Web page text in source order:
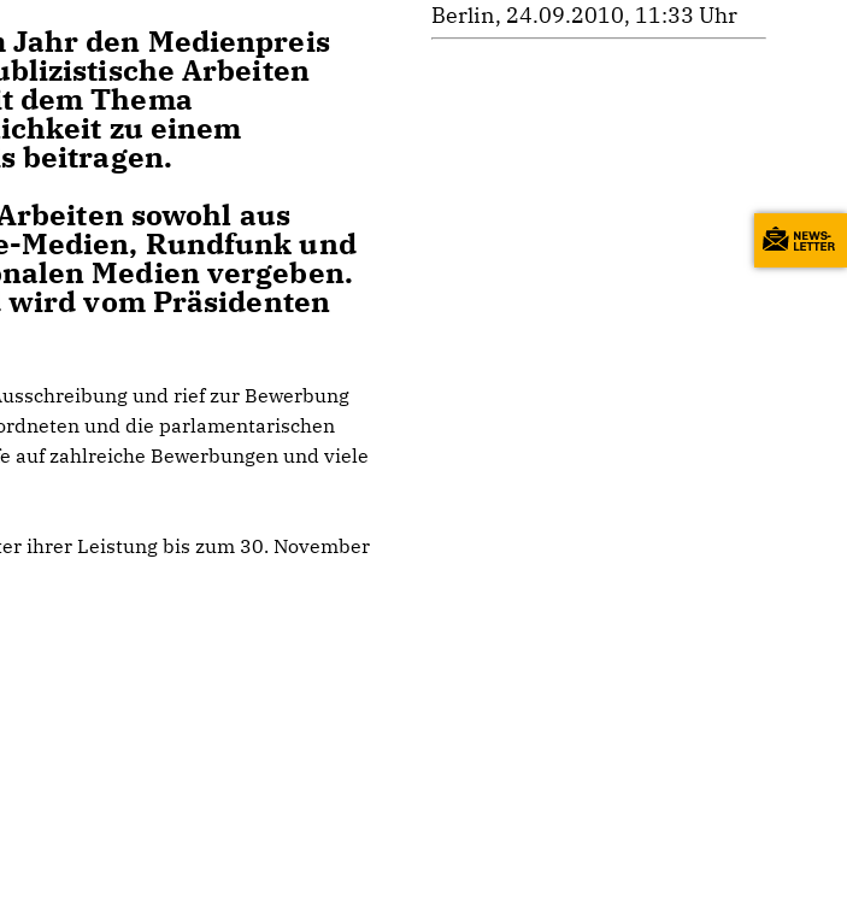
Jahr den Medienpreis
Arbeiten
dem Thema
zu einem
beitragen.
sowohl aus
Medien, Rundfunk und
Medien vergeben.
vom Präsidenten
und rief zur Bewerbung
und die parlamentarischen
auf zahlreiche Bewerbungen und viele
ihrer Leistung bis zum 30. November
Berlin, 24.09.2010, 11:33 Uhr